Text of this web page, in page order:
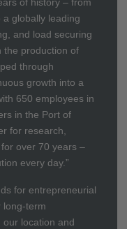
of history – from
globally leading
and load securing
the production of
through
growth into a
650 employees in
in the Port of
for research,
over 70 years –
every day.”
for entrepreneurial
long-term
location and